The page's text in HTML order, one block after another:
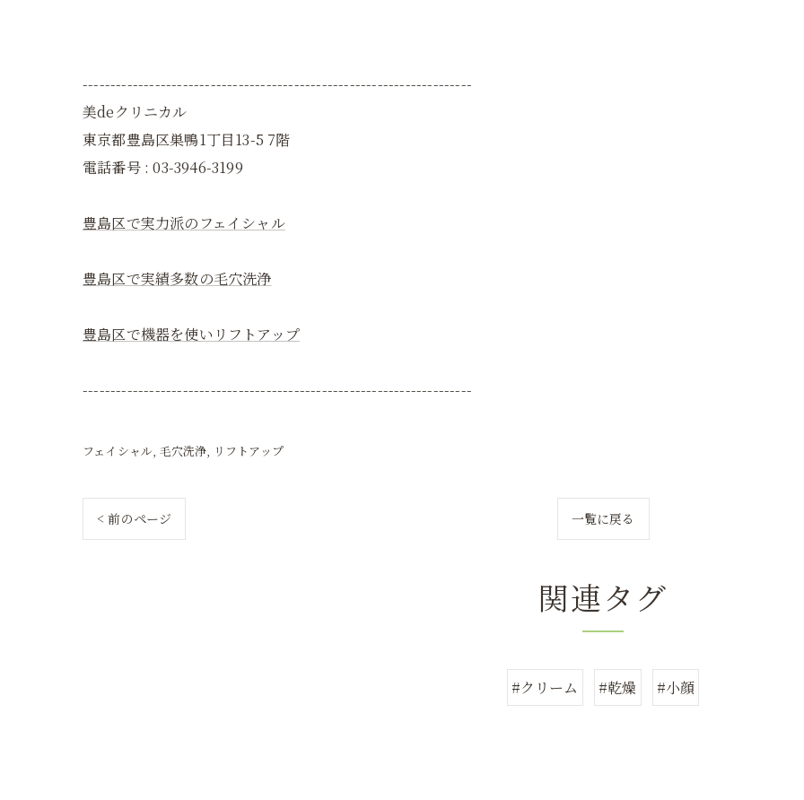
----------------------------------------------------------------------
美deクリニカル
東京都豊島区巣鴨1丁目13-5 7階
電話番号 : 03-3946-3199
豊島区で実力派のフェイシャル
豊島区で実績多数の毛穴洗浄
豊島区で機器を使いリフトアップ
----------------------------------------------------------------------
フェイシャル 毛穴洗浄 リフトアップ
< 前のページ 一覧に戻る
関連タグ
#クリーム #乾燥 #小顔